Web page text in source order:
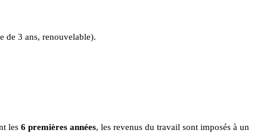
de 3 ans, renouvelable).
les 6 premières années, les revenus du travail sont imposés à un